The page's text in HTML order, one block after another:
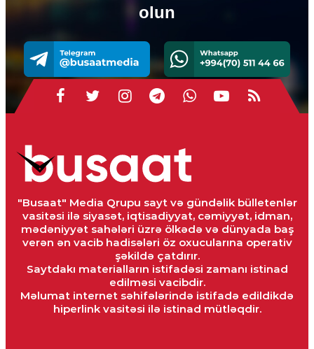
olun
"Busaat" Media Qrupu sayt və gündəlik bülletenlər
vasitəsi ilə siyasət, iqtisadiyyat, cəmiyyət, idman,
mədəniyyət sahələri üzrə ölkədə və dünyada baş
verən ən vacib hadisələri öz oxucularına operativ
şəkildə çatdırır.
Saytdakı materialların istifadəsi zamanı istinad
edilməsi vacibdir.
Məlumat internet səhifələrində istifadə edildikdə
hiperlink vasitəsi ilə istinad mütləqdir.